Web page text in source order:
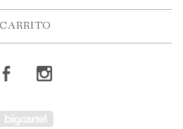
CARRITO
Powered by Big